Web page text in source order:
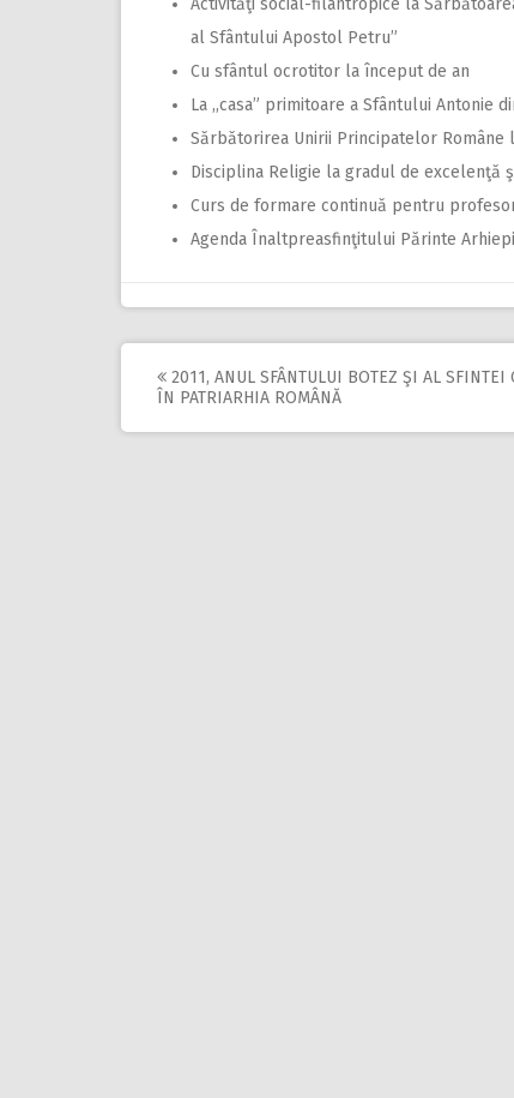
Activităţi social-filantropice la
al Sfântului Apostol Petru”
Cu sfântul ocrotitor la început de an
La ,,casa” primitoare a Sfântului Antonie
Sărbătorirea Unirii Principatelor Române
Disciplina Religie la gradul de excelenţă
Curs de formare continuă pentru
Agenda Înaltpreasfinţitului Părinte
Post
navigation
2011, ANUL SFÂNTULUI BOTEZ ŞI AL SFINTEI
ÎN PATRIARHIA ROMÂNĂ